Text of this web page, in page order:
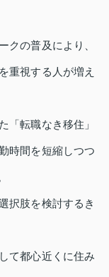
クの普及により、
重視する人が増え
「転職なき移住」
時間を短縮しつつ
択肢を検討するき
て都心近くに住み